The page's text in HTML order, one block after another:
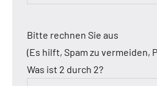
Bitte rechnen Sie aus
(Es hilft, Spam zu vermeiden,
Was ist 2 durch 2?